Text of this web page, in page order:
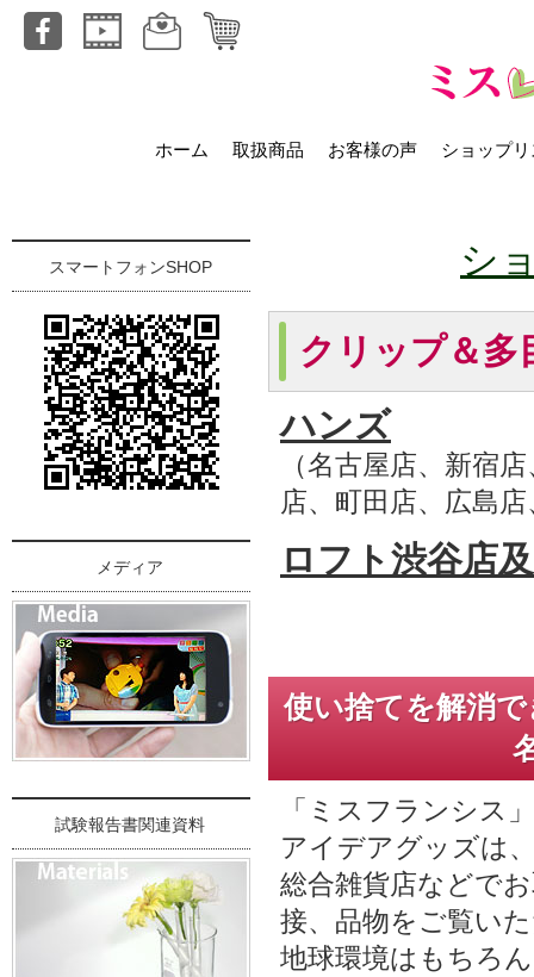
ホーム 取扱商品 お客様の声 ショップ
シ
クリップ＆多
ハンズ
（名古屋店、新宿
店、町田店、広島
ロフト渋谷店
使い捨てを解消
「ミスフランシス
アイデアグッズは
総合雑貨店などで
接、品物をご覧い
地球環境はもちろ
スマートフォンSHOP
メディア
試験報告書関連資料